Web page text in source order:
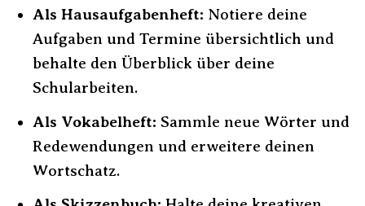
Als Hausaufgabenheft: Notiere deine
Aufgaben und Termine übersichtlich und
behalte den Überblick über deine
Schularbeiten.
Als Vokabelheft: Sammle neue Wörter und
Redewendungen und erweitere deinen
Wortschatz.